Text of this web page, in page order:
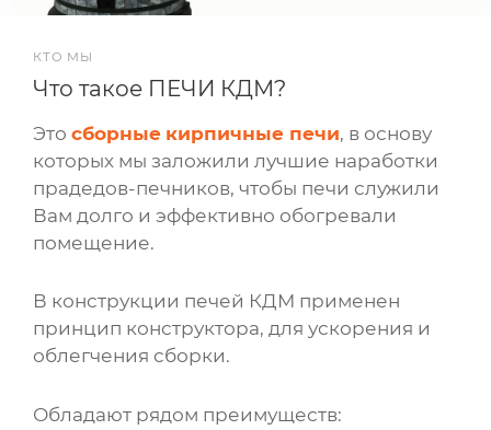
КТО МЫ
Что такое ПЕЧИ КДМ?
Это сборные кирпичные печи, в основу
которых мы заложили лучшие наработки
прадедов-печников, чтобы печи служили
Вам долго и эффективно обогревали
помещение.
В конструкции печей КДМ применен
принцип конструктора, для ускорения и
облегчения сборки.
Обладают рядом преимуществ: